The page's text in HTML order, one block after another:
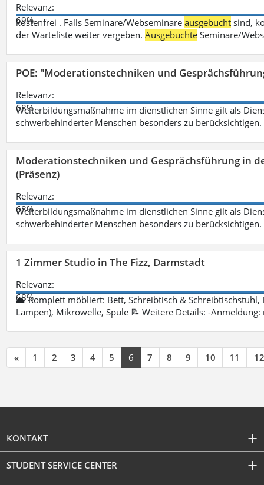
Relevanz:
69%
kostenfrei . Falls Seminare/Webseminareausgebucht sind,
der Warteliste weiter vergeben.Ausgebuchte Seminare/
POE: "Moderationstechniken und
Relevanz:
68%
Weiterbildungsmaßnahme im dienstlichen Sinne gilt als
schwerbehinderter Menschen besonders zu berücksichtigen.
Moderationstechniken und Gesprächsführung in
(Präsenz)
Relevanz:
68%
Weiterbildungsmaßnahme im dienstlichen Sinne gilt als
schwerbehinderter Menschen besonders zu berücksichtigen.
1 Zimmer Studio in The Fizz, Darmstadt
Relevanz:
68%
🛋 Komplett möbliert: Bett, Schreibtisch & Schreibtischstuhl,
Lampen), Mikrowelle, Spüle 📝 Weitere Details: -
« 1 2 3 4 5 6 7 8 9 10 11 12
KONTAKT
STUDENT SERVICE CENTER